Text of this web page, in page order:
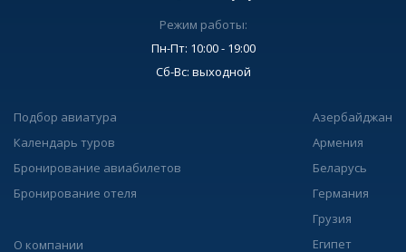
Режим работы:
Пн-Пт: 10:00 - 19:00
Сб-Вс: выходной
Подбор авиатура
Календарь туров
Бронирование авиабилетов
Бронирование отеля
О компании
Азербайджан
Армения
Беларусь
Германия
Грузия
Египет